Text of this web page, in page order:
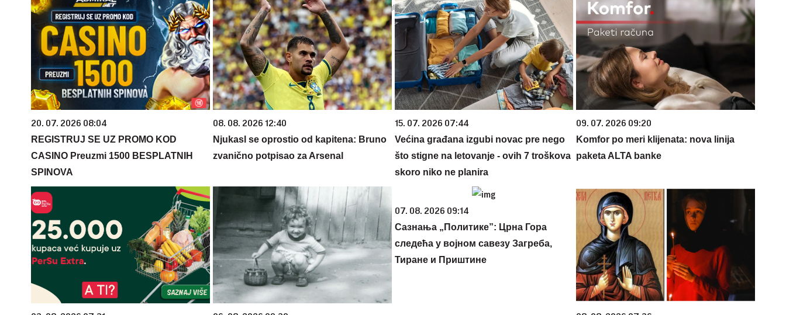
20. 07. 2026 08:04
REGISTRUJ SE UZ PROMO KOD
CASINO Preuzmi 1500 BESPLATNIH
SPINOVA
08. 08. 2026 12:40
Njukasl se oprostio od kapitena: Bruno
zvanično potpisao za Arsenal
15. 07. 2026 07:44
Većina građana izgubi novac pre nego
što stigne na letovanje - ovih 7 troškova
skoro niko ne planira
09. 07. 2026 09:20
Komfor po meri klijenata: nova linija
paketa ALTA banke
07. 08. 2026 09:14
Сазнања „Политике”: Црна Гора
следећа у војном савезу Загреба,
Тиране и Приштине